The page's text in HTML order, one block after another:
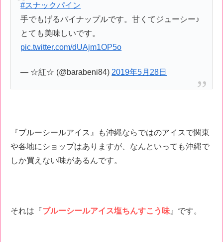
#スナックパイン
手でもげるパイナップルです。甘くてジューシー♪
とても美味しいです。
pic.twitter.com/dUAjm1OP5o
— ☆紅☆ (@barabeni84) 2019年5月28日
『ブルーシールアイス』も沖縄ならではのアイスで関東
や各地にショップはありますが、なんといっても沖縄で
しか買えない味があるんです。
それは『ブルーシールアイス塩ちんすこう味 』です。